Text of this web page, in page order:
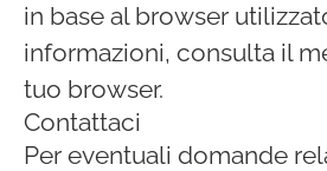
in base al browser
informazioni, consulta il
tuo browser.
Contattaci
Per eventuali domande